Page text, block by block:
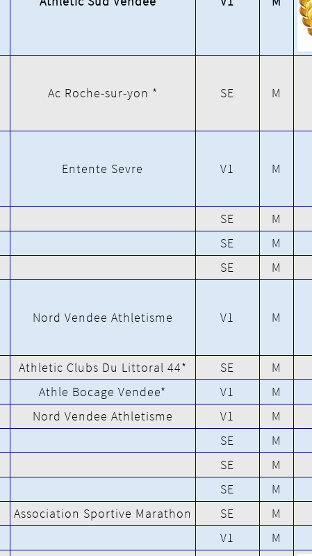
Ac Roche-sur-yon * SE M
Entente Sevre V1 M
SE
M
SE
M
SE M
Nord Vendee Athletisme V1 M
Athletic Clubs Du Littoral 44* SE
M
Athle Bocage Vendee* V1
M
Nord Vendee Athletisme V1
M
SE
M
SE
M
SE
M
Association Sportive Marathon SE
M
V1 M